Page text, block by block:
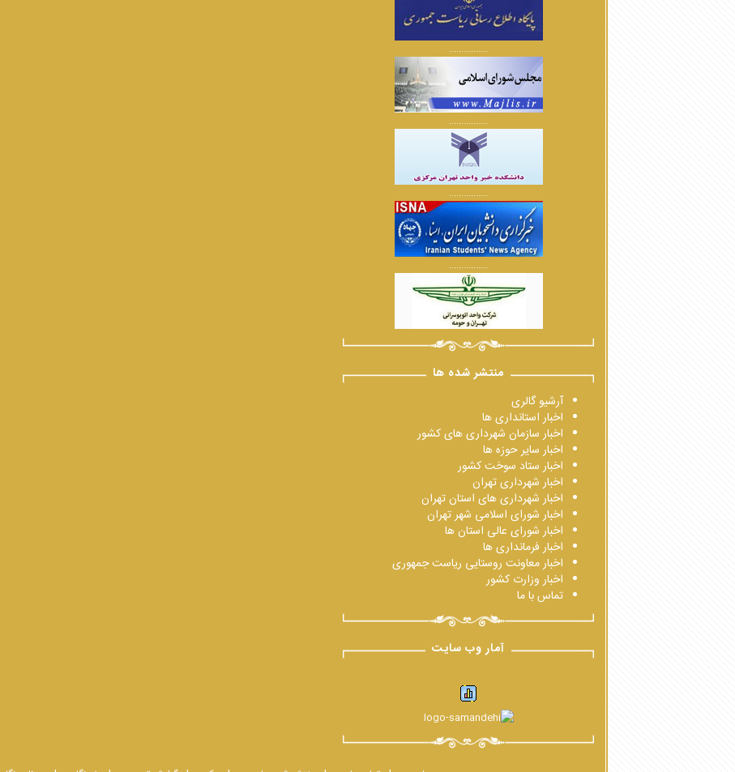
................
................
................
................
منتشر شده ها
آرشیو گالری
اخبار استانداری ها
اخبار سازمان شهرداری های کشور
اخبار سایر حوزه ها
اخبار ستاد سوخت کشور
اخبار شهرداری تهران
اخبار شهرداری های استان تهران
اخبار شورای اسلامی شهر تهران
اخبار شورای عالی استان ها
اخبار فرمانداری ها
اخبار معاونت روستایی ریاست جمهوری
اخبار وزارت کشور
تماس با ما
آمار وب سایت